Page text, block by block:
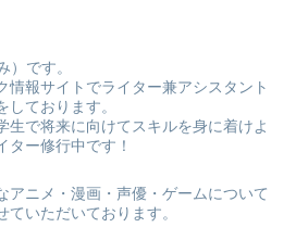
）です。
情報サイトでライター兼アシスタント
しております。
生で将来に向けてスキルを身に着けよ
ター修行中です！
アニメ・漫画・声優・ゲームについて
ていただいております。